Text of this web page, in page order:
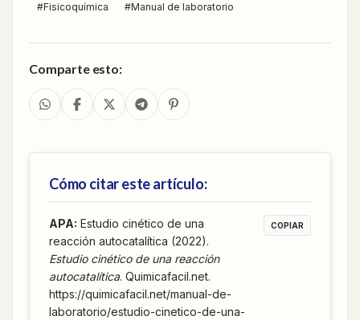
#Fisicoquímica #Manual de laboratorio
Comparte esto:
Cómo citar este artículo:
APA: Estudio cinético de una
reacción autocatalítica (2022).
Estudio cinético de una reacción
autocatalítica. Quimicafacil.net.
https://quimicafacil.net/manual-de-
laboratorio/estudio-cinetico-de-una-
COPIAR